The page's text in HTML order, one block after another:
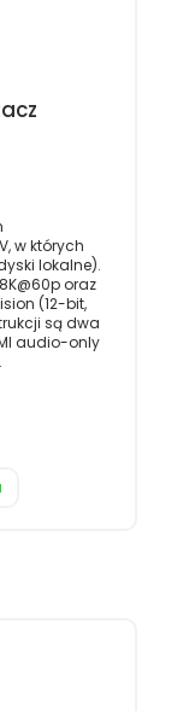
w których
lokalne).
oraz
(12-bit,
są dwa
audio-only